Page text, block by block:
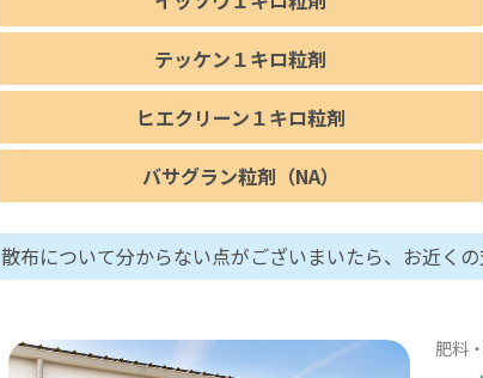
テッケン１キロ粒剤
ヒエクリーン１キロ粒剤
バサグラン粒剤（NA）
散布について分からない点がございまいたら、お近く
肥料